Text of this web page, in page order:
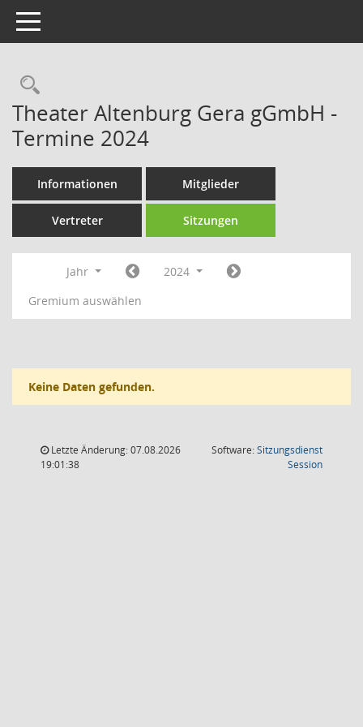
Toggle navigation
Rechercheauswahl
Theater Altenburg Gera gGmbH -
Termine 2024
Informationen Mitglieder
Vertreter Sitzungen
Jahr
2024
Gremium auswählen
Keine Daten gefunden.
Letzte Änderung: 07.08.2026
19:01:38
Software:Sitzungsdienst
Session(Wird in